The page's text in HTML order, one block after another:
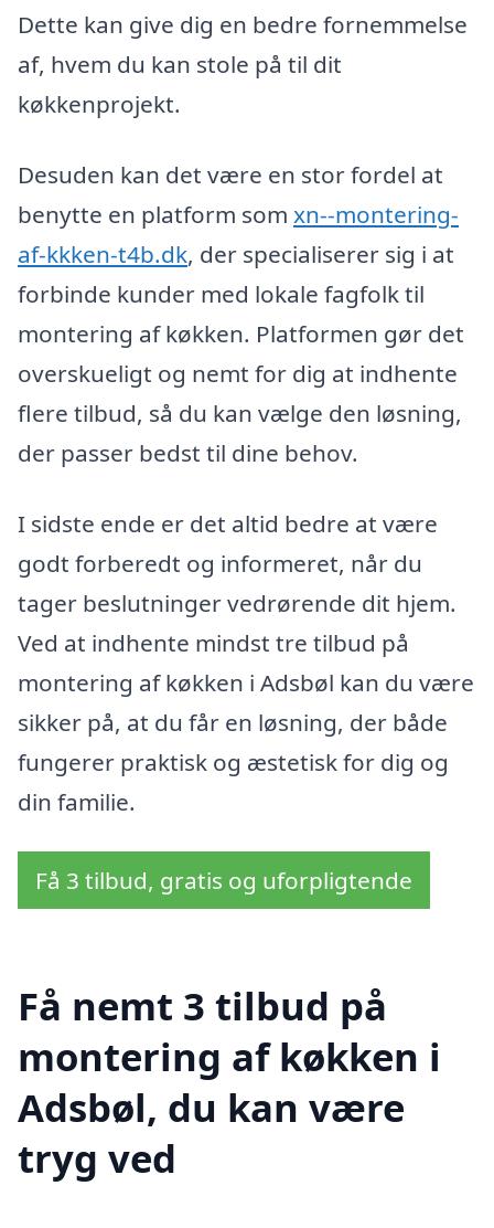
Dette kan give dig en bedre fornemmelse
af, hvem du kan stole på til dit
køkkenprojekt.
Desuden kan det være en stor fordel at
benytte en platform som xn--montering-
af-kkken-t4b.dk, der specialiserer sig i at
forbinde kunder med lokale fagfolk til
montering af køkken. Platformen gør det
overskueligt og nemt for dig at indhente
flere tilbud, så du kan vælge den løsning,
der passer bedst til dine behov.
I sidste ende er det altid bedre at være
godt forberedt og informeret, når du
tager beslutninger vedrørende dit hjem.
Ved at indhente mindst tre tilbud på
montering af køkken i Adsbøl kan du være
sikker på, at du får en løsning, der både
fungerer praktisk og æstetisk for dig og
din familie.
Få 3 tilbud, gratis og uforpligtende
Få nemt 3 tilbud på
montering af køkken i
Adsbøl, du kan være
tryg ved